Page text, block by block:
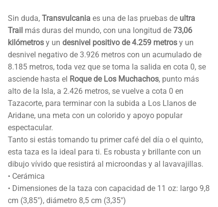
Sin duda, Transvulcania es una de las pruebas de ultra
Trail más duras del mundo, con una longitud de 73,06
kilómetros y un desnivel positivo de 4.259 metros y un
desnivel negativo de 3.926 metros con un acumulado de
8.185 metros, toda vez que se toma la salida en cota 0, se
asciende hasta el Roque de Los Muchachos, punto más
alto de la Isla, a 2.426 metros, se vuelve a cota 0 en
Tazacorte, para terminar con la subida a Los Llanos de
Aridane, una meta con un colorido y apoyo popular
espectacular.
Tanto si estás tomando tu primer café del día o el quinto,
esta taza es la ideal para ti. Es robusta y brillante con un
dibujo vívido que resistirá al microondas y al lavavajillas.
• Cerámica
• Dimensiones de la taza con capacidad de 11 oz: largo 9,8
cm (3,85″), diámetro 8,5 cm (3,35″)